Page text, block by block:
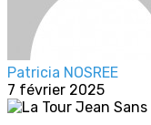
Patricia NOSREE
7 février 2025